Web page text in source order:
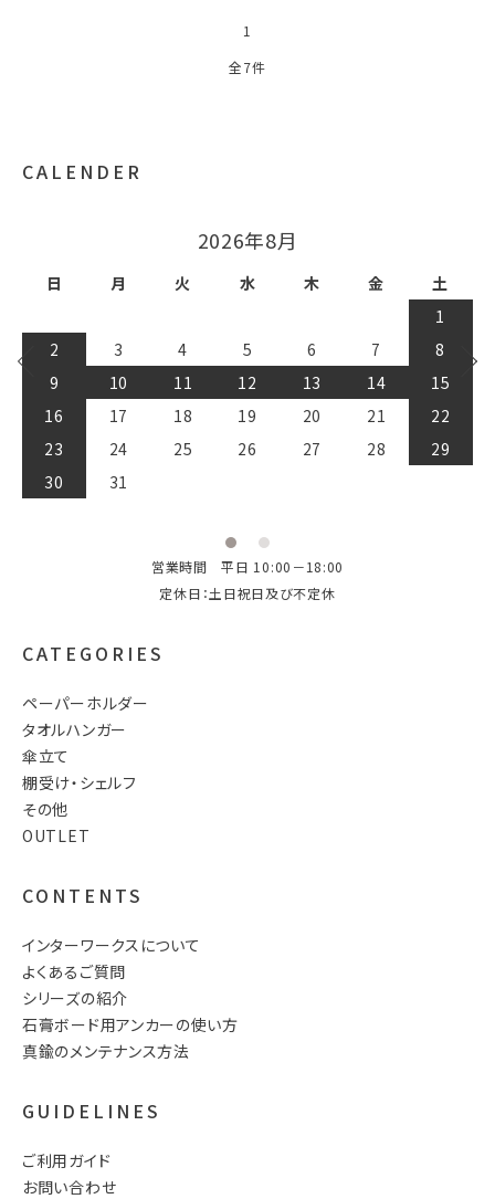
1
全7件
CATEGORIES
ペーパーホルダー
タオルハンガー
傘立て
棚受け・シェルフ
その他
OUTLET
CONTENTS
インターワークスについて
よくあるご質問
シリーズの紹介
石膏ボード用アンカーの使い方
真鍮のメンテナンス方法
GUIDELINES
ご利用ガイド
お問い合わせ
CALENDER
2026年8月
日 月 火 水 木 金
土
1
2
3 4 5 6 7
8
9
10 11 12 13 14
15
16
17 18 19 20 21
22
23
24 25 26 27 28
29
30
31
営業時間 平日 10:00－18:00
定休日：土日祝日及び不定休